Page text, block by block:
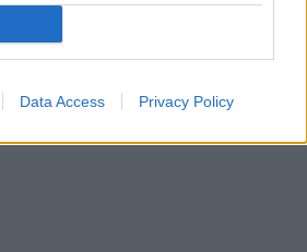
Data Access Privacy Policy